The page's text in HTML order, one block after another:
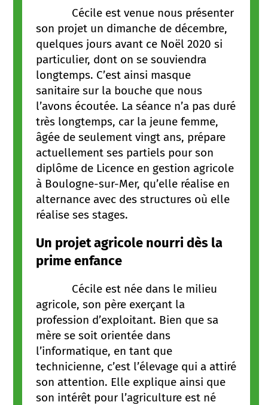
Cécile est venue nous présenter
son projet un dimanche de décembre,
quelques jours avant ce Noël 2020 si
particulier, dont on se souviendra
longtemps. C’est ainsi masque
sanitaire sur la bouche que nous
l’avons écoutée. La séance n’a pas duré
très longtemps, car la jeune femme,
âgée de seulement vingt ans, prépare
actuellement ses partiels pour son
diplôme de Licence en gestion agricole
à Boulogne-sur-Mer, qu’elle réalise en
alternance avec des structures où elle
réalise ses stages.
Un projet agricole nourri dès la
prime enfance
Cécile est née dans le milieu
agricole, son père exerçant la
profession d’exploitant. Bien que sa
mère se soit orientée dans
l’informatique, en tant que
technicienne, c’est l’élevage qui a attiré
son attention. Elle explique ainsi que
son intérêt pour l’agriculture est né